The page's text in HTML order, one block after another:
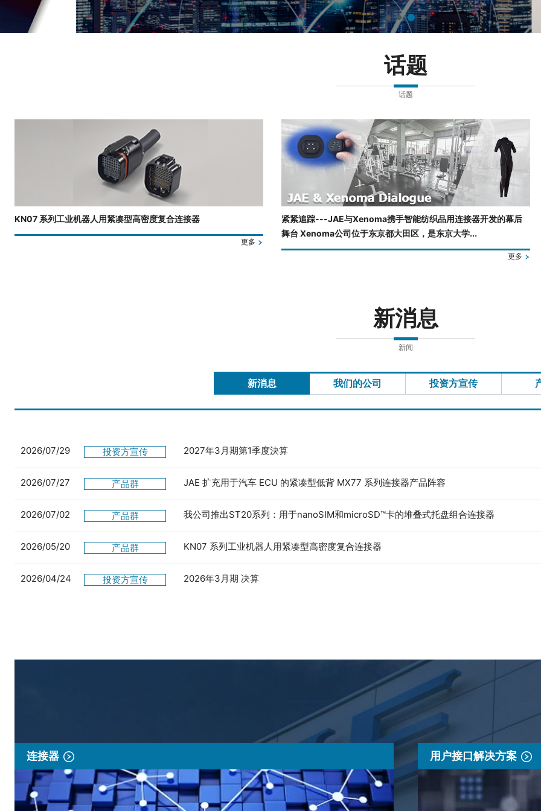
话题
话题
KN07 系列工业机器人用紧凑型高密度复合连接器
更多
紧紧追踪---JAE与Xenoma携手智能纺织品用连接器开发的幕后
舞台 Xenoma公司位于东京都大田区，是东京大学...
更多
新消息
新闻
新消息 我们的公司 投资方宣传
2026/07/29 投资方宣传 2027年3月期第1季度決算
2026/07/27 产品群 JAE 扩充用于汽车 ECU 的紧凑型低背 MX77 系列连接器产品阵容
2026/07/02 产品群 我公司推出ST20系列：用于nanoSIM和microSD™卡的堆叠式托盘组合连接器
2026/05/20 产品群 KN07 系列工业机器人用紧凑型高密度复合连接器
2026/04/24 投资方宣传 2026年3月期 决算
连接器 用户接口解决方案